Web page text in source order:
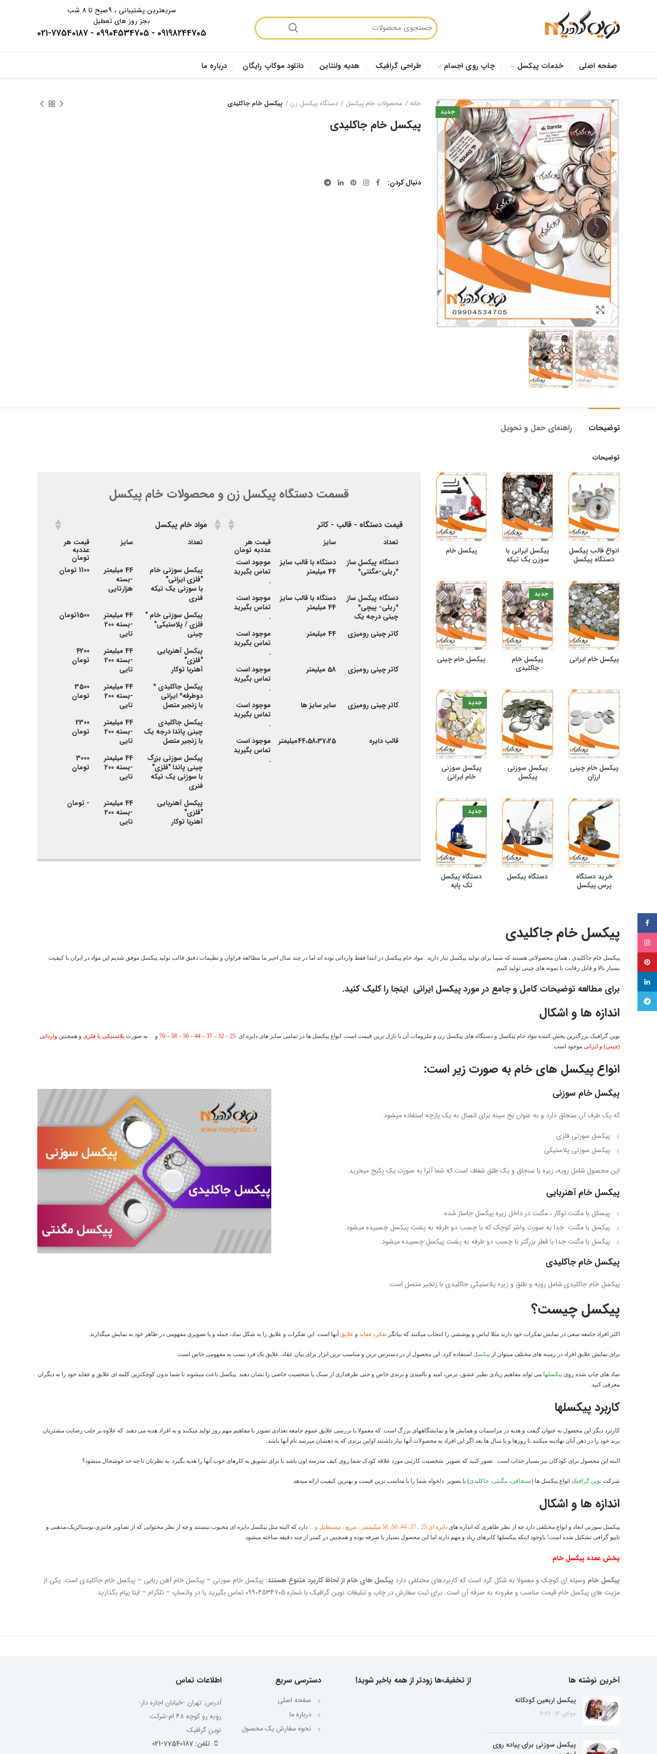
سریعترین پشتیبانی ، 9صبح تا 8 شب
بجز روز های تعطیل
09198244705 - 09904534705 - 021-77540187
صفحه اصلی خدمات پیکسل چاپ روی اجسام طراحی گرافیک هدیه ولنتاین دانلود موکاپ رایگان درباره ما
جدید
خانه محصولات خام پیکسل دستگاه پیکسل زن پیکسل خام جاکلیدی
پیکسل خام جاکلیدی
دنبال کردن
توضیحات راهنمای حمل و تحویل
توضیحات
قسمت دستگاه پیکسل زن و محصولات خام پیکسل
قیمت دستگاه - قالب - کاتر
مواد خام پیکسل
قیمت دستگاه - قالب - کاتر
مواد خام پیکسل تعداد سایز قیمت هر
عددبه تومان
دستگاه پیکسل ساز
*ریلی-مگنتی*
دستگاه با قالب سایز
44 میلیمتر
موجود است
تماس بگیرید
.
دستگاه پیکسل ساز
*ریلی- پیچی*
چینی درجه یک
دستگاه با قالب سایز
44 میلیمتر
موجود است
تماس بگیرید
.
کاتر چینی رومیزی
44 میلیمتر
موجود است
تماس بگیرید
.
کاتر چینی رومیزی
58 میلیمتر
موجود است
تماس بگیرید
.
کاتر چینی رومیزی
سایر سایز ها
موجود است
تماس بگیرید
.
قالب دایره
44،58،37،25میلیمتر
موجود است
تماس بگیرید
.
تعداد سایز قیمت هر
عددبه
تومان
پیکسل سوزنی خام
"فلزی ایرانی"
با سوزنی یک تیکه
فنری
44 میلیمتر
-بسته
هزارتایی
1100 تومان
پیکسل سوزنی خام "
فلزی / پلاستیکی"
چینی
44 میلیمتر
-بسته 200
تایی
1500تومان
پیکسل آهنربایی
"فلزی"
آهنربا توکار
44 میلیمتر
-بسته 200
تایی
4200
تومان
پیکسل جاکلیدی *
دوطرفه* ایرانی
با زنجیر متصل
44 میلیمتر
-بسته 200
تایی
3500
تومان
پیکسل جاکلیدی
چینی پاندا درجه یک
با زنجیر متصل
44 میلیمتر
-بسته 200
تایی
2300
تومان
پیکسل سوزنی بزرگ
چینی پاندا "فلزی"
با سوزنی یک تیکه
فنری
44 میلیمتر
-بسته 200
تایی
3000
تومان
پیکسل آهنربایی
"فلزی"
آهنربا توکار
44 میلیمتر
-بسته 200
تایی
- تومان
انواع قالب پیکسل
دستگاه پیکسل
پیکسل ایرانی با
سوزن یک تیکه
پیکسل خام
پیکسل خام ایرانی
جدید
پیکسل خام
جاکلیدی
پیکسل خام چینی
پیکسل خام چینی
ارزان
پیکسل سوزنی
پیکسل
جدید
پیکسل سوزنی
خام ایرانی
خرید دستگاه
پرس پیکسل
دستگاه پیکسل
جدید
دستگاه پیکسل
تک پایه
پیکسل خام جاکلیدی
پیکسل خام جاکلیدی ، همان محصولاتی هستند که شما برای تولید پیکسل نیاز دارید . مواد خام پیکسل در ابتدا فقط وارداتی بوده اند اما در چند سال اخیر ما مطالعه فراوان و تظیمات دقیق قالب تولید پیکسل موفق شدیم این مواد در ایران با کیفیت
بسیار بالا و قابل رقابت با نمونه های چینی تولید کنیم .
برای مطالعه توضیحات کامل و جامع در مورد پیکسل ایرانی اینجا را کلیک کنید.
اندازه ها و اشکال
نوین گرافیک بزرگترین پخش کننده مواد خام پیکسل و دستگاه های پیکسل زن و ملزومات آن با نازل ترین قیمت است. انواع پیکسل ها در تمامی سایز های دایره ای 25 – 32 – 37 – 44 – 50 – 58 – 70 و… به صورت پلاستیکی یا فلزی و همچنین وارداتی
(چینی) و ایرانی موجود است.
انواع پیکسل های خام به صورت زیر است:
پیکسل خام سوزنی
که یک طرف آن سنجاق دارد و به عنوان بج سینه برای اتصال به یک پارچه استفاده میشود.
پیکسل سوزنی فلزی
پیکسل سوزنی پلاستیکی
این محصول شامل رویه، زیره با سنجاق و یک طلق شفاف است که شما آنرا به صورت یک پکیج میخرید.
پیکسل خام آهنربایی
پیسکل با مکنت توکار ، مگنت در داخل زیره پیکسل جاساز شده.
پیکسل با مگنت جدا به صورت واشر کوچک که با چسب دو طرفه به پشت پیکسل چسبیده میشود.
پیکسل با مگنت جدا با قطر بزرگتر با چسب دو طرفه به پشت پیکسل چسبیده میشود.
پیکسل خام جاکلیدی
پیکسل خام جاکلیدی شامل رویه و طلق و زیره پلاستیکی جاکلیدی با زنجیر متصل است.
پیکسل چیست؟
اکثر افراد جامعه سعی در نمایش تفکرات خود دارند مثلا لباس و پوششی را انتخاب میکنند که بیانگر تفکر ، عقاید و علایق آنها است. این تفکرات و علایق را به شکل نماد، جمله و یا تصویری مفهومی در ظاهر خود به نمایش میگذارند.
برای نمایش علایق افراد در زمینه های مختلف میتوان از پیکسل استفاده کرد. این محصول از در دسترس ترین و مناسب ترین ابزار برای بیان عقاد، علایق یک فرد نسب به مفهومی خاص است.
نماد های چاپ شده روی پیکسلها می تواند مفاهیم زیادی نظیر عشق، ترس، امید و ناامیدی و برندی خاص و حتی طرفداری از سبک یا شخصیت خاصی را نشان دهند. پیکسل باعث میشوند تا شما بدون کوچکترین کلمه ای علایق و عقاید خود را به دیگران
معرفی کنید.
کاربرد پیکسلها
کاربرد دیگر این محصول به عنوان گیفت و هدیه در مراسمات و همایش ها و نمایشگاههای بزرگ است. که معمولا با بررسی علایق عموم جامعه تعدادی تصویر با مفاهیم مهم روز تولید میکنند و به افراد هدیه می دهند. که علاوه بر جلب رضایت مشتریان
برند خود را در ذهن آنان نهادینه میکنند تا روزها و یا سال ها بعد اگر این افراد به محصولات آنها نیاز داشتند اولین برندی که به ذهشان میرسد نام آنها باشد.
البته این محصول برای کودکان نیز بسیار جذاب است . تصور کنید که تصویر شخصیت کارتنی مورد علاقه کودک شما روی کیف مدرسه اون باشد یا برای تشویق به کارهای خوب آنها را هدیه بگیرد. به نظرتان تا چه حد خوشحال میشود؟
شرکت نوین گرافیک انواع پیکسل ها (سنجاقی، مگنتی، جاکلیدی) با تصویر دلخواه شما را با مناسب ترین قیمت و بهترین کیفیت ارائه میدهد.
اندازه ها و اشکال
پیکسل سوزنی ابعاد و انواع مختلفی دارد چه از نظر ظاهری که اندازه های دایره ای 25 ، 37، 44، 50، 58 میلیمیتر ، مربع ، مستطیل و…
دارد که البته مثل پیکسل دایره ای محبوب نیستند و چه از نظر محتوایی که از تصاویر فانتزی،نوستالژیک،مذهبی و
تایپو گرافی تشکیل شده است! باوجود اینکه پیکسلها کابرهای زیاد و مهم دارند اما این محصول بسیار با صرفه بوده و همچنین در کمتر از چند دقیقه ساخته میشود.
پخش عمده پیکسل خام:
پیکسل خام وسیله ای کوچک و معمولا به شکل گرد است که کاربردهای مختلفی دارد پیکسل های خام از لحاظ کاربرد متنوع هستند: پیکسل خام سوزنی – پیکسل خام آهن ربایی – پیکسل خام جاکلیدی است. یکی از
مزیت های پیکسل خام قیمت مناسب و مقرونه به صرفه آن است. برای ثبت سفارش در چاپ و تبلیغات نوین گرافیک با شماره 09904534705 تماس بگیرید یا در واتساپ – تلگرام – ایتا پیام بگذارید.
آخرین نوشته ها
پیکسل اربعین کودکانه
جولای 14, 2026
پیکسل سوزنی برای پیاده روی
از تخفیف‌ها زودتر از همه باخبر شوید! دسترسی سریع
صفحه اصلی
درباره ما
نحوه سفارش یک محصول
اطلاعات تماس
آدرس: تهران -خیابان اجاره دار-
روبه رو کوچه 48 ام-شرکت
نوین گرافیک
تلفن: 77540187-021
فیسبوک
اینستاگرام
پینترست
لینکدین
تلگرام